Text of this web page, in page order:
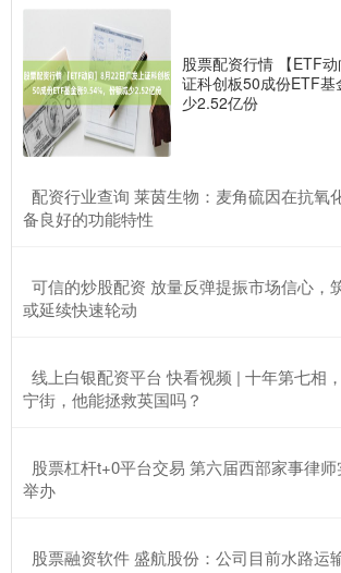
股票配资行情 【ETF
证科创板50成份ETF
少2.52亿份
配资行业查询 莱茵生物：麦角硫因在抗氧
备良好的功能特性
可信的炒股配资 放量反弹提振市场信心，
或延续快速轮动
线上白银配资平台 快看视频 | 十年第七相
宁街，他能拯救英国吗？
股票杠杆t+0平台交易 第六届西部家事律
举办
股票融资软件 盛航股份：公司目前水路运